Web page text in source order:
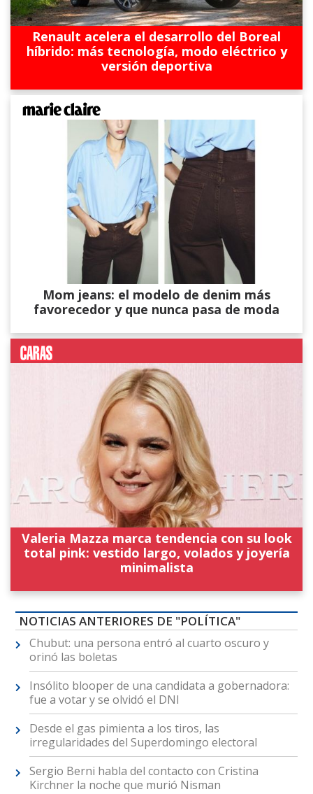
Renault acelera el desarrollo del Boreal
híbrido: más tecnología, modo eléctrico y
versión deportiva
Mom jeans: el modelo de denim más
favorecedor y que nunca pasa de moda
Valeria Mazza marca tendencia con su look
total pink: vestido largo, volados y joyería
minimalista
NOTICIAS ANTERIORES DE "POLÍTICA"
Chubut: una persona entró al cuarto oscuro y
orinó las boletas
Insólito blooper de una candidata a gobernadora:
fue a votar y se olvidó el DNI
Desde el gas pimienta a los tiros, las
irregularidades del Superdomingo electoral
Sergio Berni habla del contacto con Cristina
Kirchner la noche que murió Nisman